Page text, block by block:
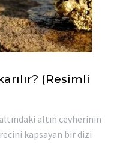
(Resimli
altın cevherinin
kapsayan bir dizi